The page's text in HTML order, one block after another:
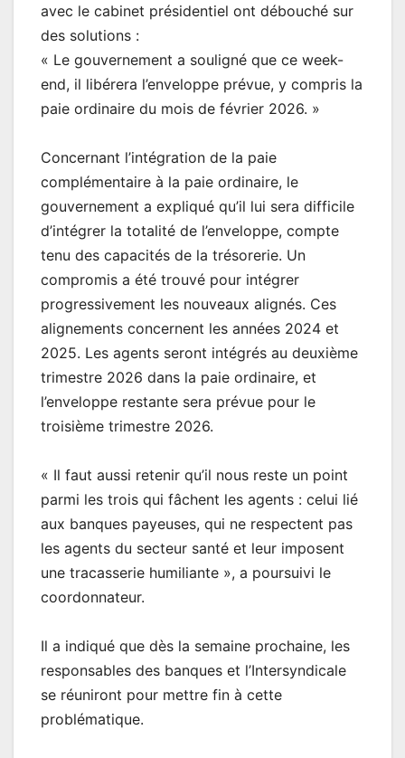
avec le cabinet présidentiel ont débouché sur
des solutions :
« Le gouvernement a souligné que ce week-
end, il libérera l’enveloppe prévue, y compris la
paie ordinaire du mois de février 2026. »
Concernant l’intégration de la paie
complémentaire à la paie ordinaire, le
gouvernement a expliqué qu’il lui sera difficile
d’intégrer la totalité de l’enveloppe, compte
tenu des capacités de la trésorerie. Un
compromis a été trouvé pour intégrer
progressivement les nouveaux alignés. Ces
alignements concernent les années 2024 et
2025. Les agents seront intégrés au deuxième
trimestre 2026 dans la paie ordinaire, et
l’enveloppe restante sera prévue pour le
troisième trimestre 2026.
« Il faut aussi retenir qu’il nous reste un point
parmi les trois qui fâchent les agents : celui lié
aux banques payeuses, qui ne respectent pas
les agents du secteur santé et leur imposent
une tracasserie humiliante », a poursuivi le
coordonnateur.
Il a indiqué que dès la semaine prochaine, les
responsables des banques et l’Intersyndicale
se réuniront pour mettre fin à cette
problématique.